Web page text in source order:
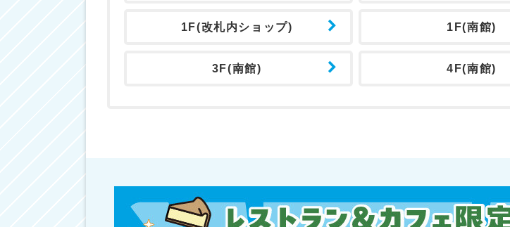
1F(改札内ショップ) 1F(南館)
3F(南館) 4F(南館)